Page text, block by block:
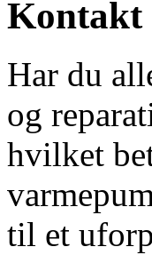
Kontakt
Har du
og
hvilket
til et